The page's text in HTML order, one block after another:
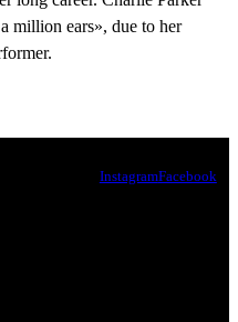
million ears», due to her
InstagramFacebook